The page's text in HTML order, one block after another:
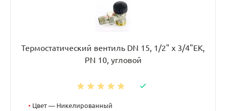
Термостатический вентиль DN 15, 1/2" х 3/4"EK,
PN 10, угловой
• Цвет — Никелированный